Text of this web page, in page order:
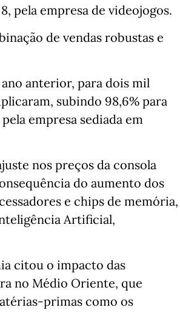
pela empresa de videojogos.
de vendas robustas e
anterior, para dois mil
subindo 98,6% para
empresa sediada em
nos preços da consola
do aumento dos
e chips de memória,
Artificial,
citou o impacto das
no Médio Oriente, que
como os